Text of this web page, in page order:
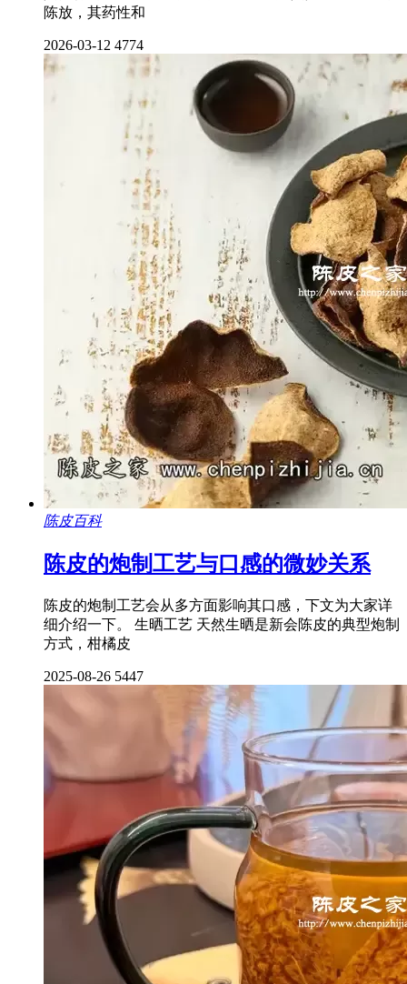
陈放，其药性和
2026-03-12 4774
陈皮百科
陈皮的炮制工艺与口感的微妙关系
陈皮的炮制工艺会从多方面影响其口感，下文为大家详
细介绍一下。 生晒工艺 天然生晒是新会陈皮的典型炮制
方式，柑橘皮
2025-08-26 5447